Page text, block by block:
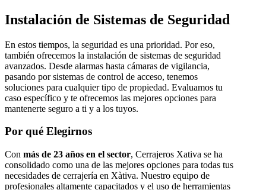
Instalación de Sistemas de Seguridad
En estos tiempos, la seguridad es una prioridad. Por eso,
también ofrecemos la instalación de sistemas de seguridad
avanzados. Desde alarmas hasta cámaras de vigilancia,
pasando por sistemas de control de acceso, tenemos
soluciones para cualquier tipo de propiedad. Evaluamos tu
caso específico y te ofrecemos las mejores opciones para
mantenerte seguro a ti y a los tuyos.
Por qué Elegirnos
Con más de 23 años en el sector, Cerrajeros Xativa se ha
consolidado como una de las mejores opciones para todas tus
necesidades de cerrajería en Xàtiva. Nuestro equipo de
profesionales altamente capacitados y el uso de herramientas